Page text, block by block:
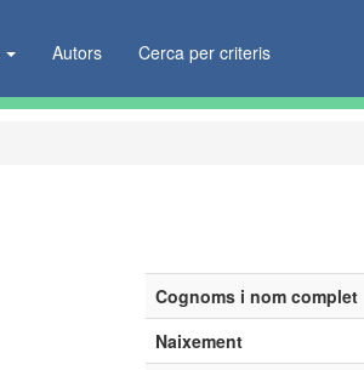
Autors Cerca per criteris
Cognoms i nom complet
Naixement